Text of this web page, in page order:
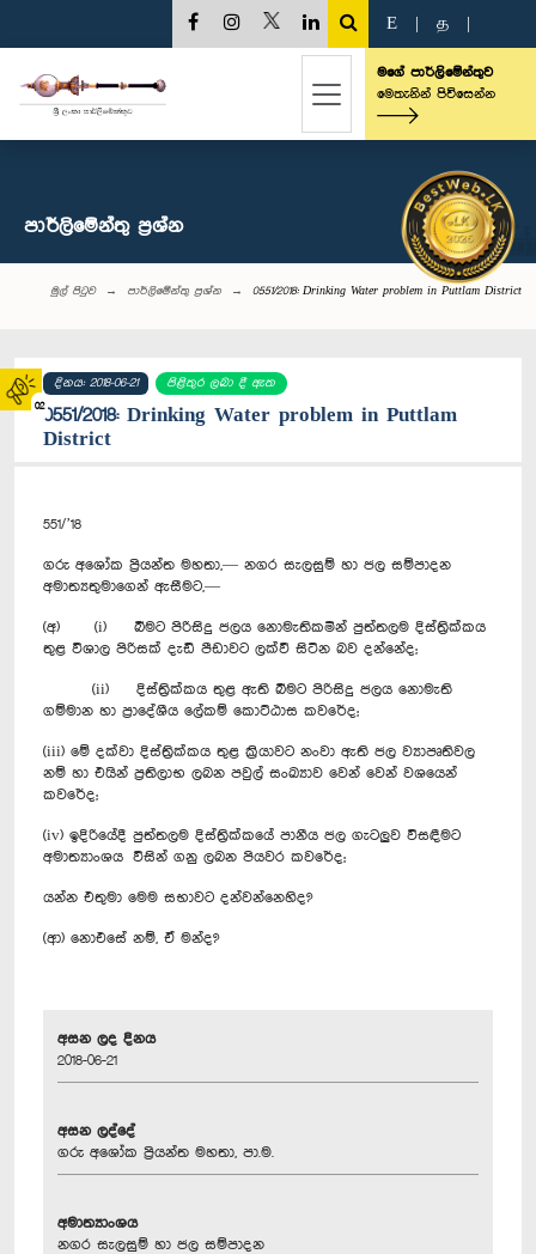
02
E த
මගේ පාර්ලිමේන්තුව
මෙතැනින් පිවිසෙන්න
පාර්ලි‌මේන්තු‌ ප්‍රශ්න
මුල් පිටුව පාර්ලි‌මේන්තු‌ ප්‍රශ්න 0551/2018: Drinking Water problem in Puttlam District
දිනය: 2018-06-21 පිළිතුර ලබා දී ඇත
0551/2018: Drinking Water problem in Puttlam
District
551/’18
ගරු අශෝක ප්‍රියන්ත මහතා,— නගර සැලසුම් හා ජල සම්පාදන
අමාත්‍යතුමාගෙන් ඇසීමට,—
(අ) (i) බීමට පිරිසිදු ජලය නොමැතිකමින් පුත්තලම දිස්ත්‍රික්කය
තුළ විශාල පිරිසක් දැඩි පීඩාවට ලක්වී සිටින බව දන්නේද;
(ii) දිස්ත්‍රික්කය තුළ ඇති බීමට පිරිසිදු ජලය නොමැති
ගම්මාන හා ප්‍රාදේශීය ලේකම් කොට්ඨාස කවරේද;
(iii) මේ දක්වා දිස්ත්‍රික්කය තුළ ක්‍රියාවට නංවා ඇති ජල ව්‍යාපෘතිවල
නම් හා එයින් ප්‍රතිලාභ ලබන පවුල් සංඛ්‍යාව වෙන් වෙන් වශයෙන්
කවරේද;
(iv) ඉදිරියේදී පුත්තලම දිස්ත්‍රික්කයේ පානීය ජල ගැටලුව විසඳීමට
අමාත්‍යාංශය විසින් ගනු ලබන පියවර කවරේද;
යන්න එතුමා මෙම සභාවට දන්වන්නෙහිද?
(ආ) නොඑසේ නම්, ඒ මන්ද?
අසන ලද දිනය
2018-06-21
අසන ලද්දේ
ගරු අශෝක ප්‍රියන්ත මහතා, පා.ම.
අමාත්‍යාංශය
නගර සැලසුම් හා ජල සම්පාදන